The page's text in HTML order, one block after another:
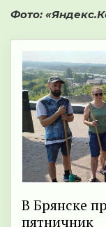
Фото:
В Брянске
пятничник